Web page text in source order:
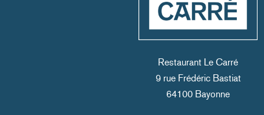
Restaurant Le Carré
9 rue Frédéric Bastiat
64100 Bayonne